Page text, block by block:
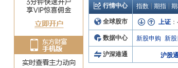
行情中心 指数 期指
全球股市 上证 ：
数据中心 新股申购 新
沪深港通 沪股